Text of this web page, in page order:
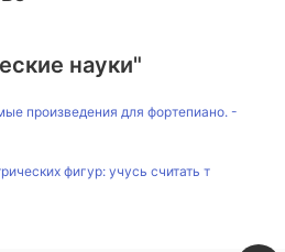
науки"
произведения для фортепиано. -
фигур: учусь считать т